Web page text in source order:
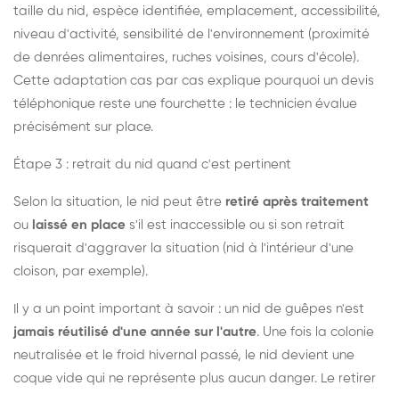
taille du nid, espèce identifiée, emplacement, accessibilité,
niveau d'activité, sensibilité de l'environnement (proximité
de denrées alimentaires, ruches voisines, cours d'école).
Cette adaptation cas par cas explique pourquoi un devis
téléphonique reste une fourchette : le technicien évalue
précisément sur place.
Étape 3 : retrait du nid quand c'est pertinent
Selon la situation, le nid peut être retiré après traitement
ou laissé en place s'il est inaccessible ou si son retrait
risquerait d'aggraver la situation (nid à l'intérieur d'une
cloison, par exemple).
Il y a un point important à savoir : un nid de guêpes n'est
jamais réutilisé d'une année sur l'autre. Une fois la colonie
neutralisée et le froid hivernal passé, le nid devient une
coque vide qui ne représente plus aucun danger. Le retirer